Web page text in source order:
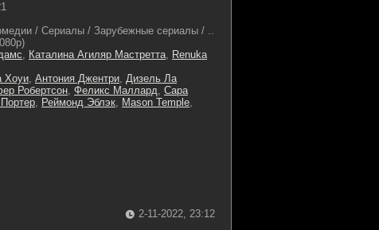
/ Сериалы / Зарубежные сериалы / ..
, Каталина Агиляр Мастретта, Renuka
Хоуи, Антония Джентри, Дизель Ла
Робертсон, Феликс Маллард, Сара
, Реймонд Эблэк, Mason Temple,
2-11-2022, 23:12